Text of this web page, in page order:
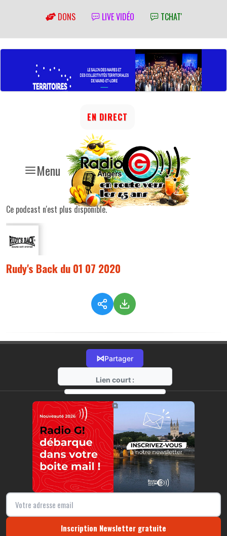
DONS LIVE VIDÉO TCHAT'
Menu
EN DIRECT
Ce podcast n'est plus disponible.
Rudy's Back du 01 07 2020
⋈Partager
Lien court :
https://radio-g.fr?2449
⧉
Inscription Newsletter gratuite